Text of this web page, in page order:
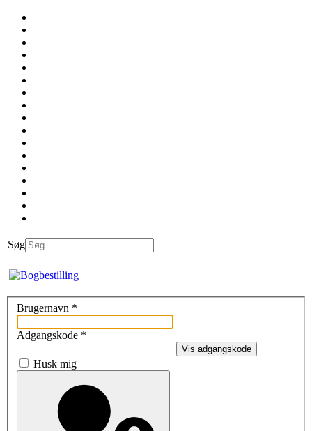
Søg
Brugernavn *
Adgangskode *
Vis adgangskode
Husk mig